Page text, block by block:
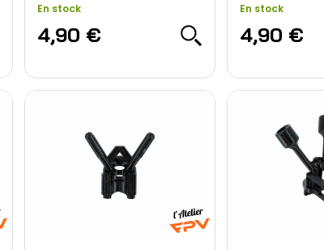
En stock
4,90 €
En stock
4,90 €